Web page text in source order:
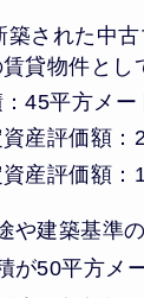
築された中
貸物件とし
45平方メー
産評価額：
産評価額：
や建築基準
が50平方メ